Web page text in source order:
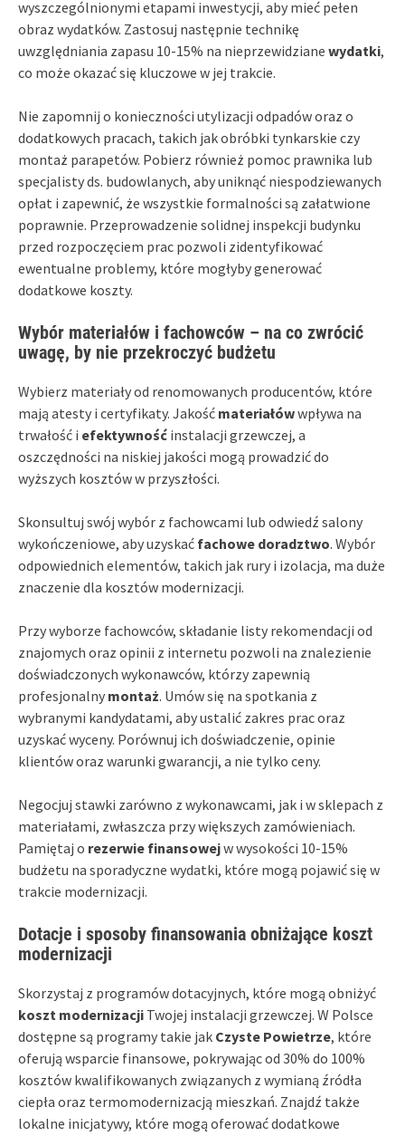
wyszczególnionymi etapami inwestycji, aby mieć pełen
obraz wydatków. Zastosuj następnie technikę
uwzględniania zapasu 10-15% na nieprzewidziane wydatki,
co może okazać się kluczowe w jej trakcie.
Nie zapomnij o konieczności utylizacji odpadów oraz o
dodatkowych pracach, takich jak obróbki tynkarskie czy
montaż parapetów. Pobierz również pomoc prawnika lub
specjalisty ds. budowlanych, aby uniknąć niespodziewanych
opłat i zapewnić, że wszystkie formalności są załatwione
poprawnie. Przeprowadzenie solidnej inspekcji budynku
przed rozpoczęciem prac pozwoli zidentyfikować
ewentualne problemy, które mogłyby generować
dodatkowe koszty.
Wybór materiałów i fachowców – na co zwrócić
uwagę, by nie przekroczyć budżetu
Wybierz materiały od renomowanych producentów, które
mają atesty i certyfikaty. Jakość materiałówwpływa na
trwałość i efektywność instalacji grzewczej, a
oszczędności na niskiej jakości mogą prowadzić do
wyższych kosztów w przyszłości.
Skonsultuj swój wybór z fachowcami lub odwiedź salony
wykończeniowe, aby uzyskać fachowe doradztwo. Wybór
odpowiednich elementów, takich jak rury i izolacja, ma duże
znaczenie dla kosztów modernizacji.
Przy wyborze fachowców, składanie listy rekomendacji od
znajomych oraz opinii z internetu pozwoli na znalezienie
doświadczonych wykonawców, którzy zapewnią
profesjonalny montaż. Umów się na spotkania z
wybranymi kandydatami, aby ustalić zakres prac oraz
uzyskać wyceny. Porównuj ich doświadczenie, opinie
klientów oraz warunki gwarancji, a nie tylko ceny.
Negocjuj stawki zarówno z wykonawcami, jak i w sklepach z
materiałami, zwłaszcza przy większych zamówieniach.
Pamiętaj o rezerwie finansowejw wysokości 10-15%
budżetu na sporadyczne wydatki, które mogą pojawić się w
trakcie modernizacji.
Dotacje i sposoby finansowania obniżające koszt
modernizacji
Skorzystaj z programów dotacyjnych, które mogą obniżyć
koszt modernizacji Twojej instalacji grzewczej. W Polsce
dostępne są programy takie jak Czyste Powietrze, które
oferują wsparcie finansowe, pokrywając od 30% do 100%
kosztów kwalifikowanych związanych z wymianą źródła
ciepła oraz termomodernizacją mieszkań. Znajdź także
lokalne inicjatywy, które mogą oferować dodatkowe